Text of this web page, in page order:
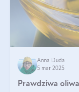
Anna Duda
5 mar 2025
Prawdziwa